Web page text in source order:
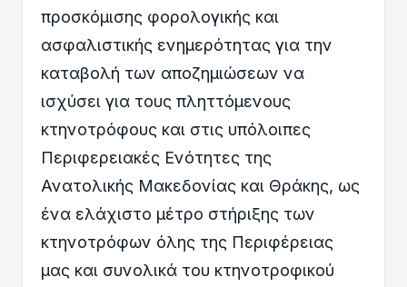
προσκόμισης φορολογικής και
ασφαλιστικής ενημερότητας για την
καταβολή των αποζημιώσεων να
ισχύσει για τους πληττόμενους
κτηνοτρόφους και στις υπόλοιπες
Περιφερειακές Ενότητες της
Ανατολικής Μακεδονίας και Θράκης, ως
ένα ελάχιστο μέτρο στήριξης των
κτηνοτρόφων όλης της Περιφέρειας
μας και συνολικά του κτηνοτροφικού